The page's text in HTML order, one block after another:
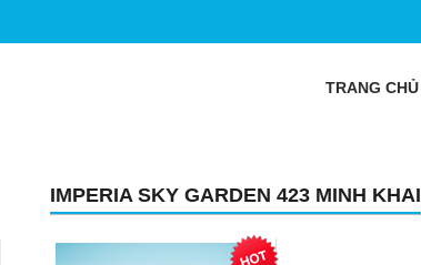
TRANG CHỦ
IMPERIA SKY GARDEN 423 MINH KHAI